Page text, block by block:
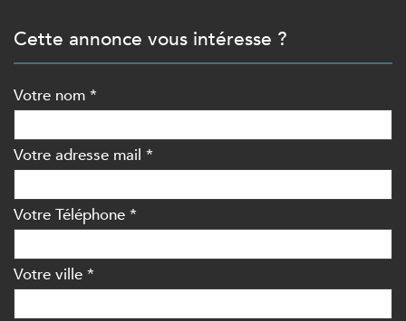
cette annonce vous intéresse ?
Votre nom *
Votre adresse mail *
Votre Téléphone *
Votre ville *